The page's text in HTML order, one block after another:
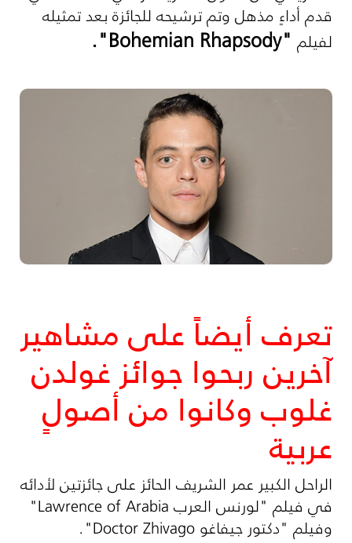
قدم أداءٍ مذهل وتم ترشيحه للجائزة بعد تمثيله
لفيلم "
Bohemian Rhapsody
".
تعرف أيضاً على مشاهير
آخرين ربحوا جوائز غولدن
غلوب وكانوا من أصولٍ
عربية
الراحل الكبير عمر الشريف الحائز على جائزتين لأدائه
في فيلم "لورنس العرب Lawrence of Arabia"
وفيلم "دكتور جيفاغو Doctor Zhivago".